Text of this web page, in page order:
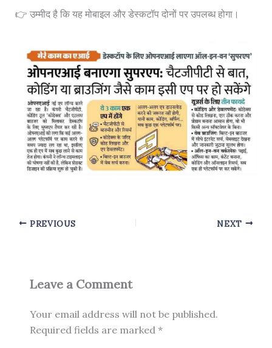
👉 उम्मीद है कि यह मोबाइल और डेस्कटॉप दोनों पर उपलब्ध होगा।
PREVIOUS NEXT
Leave a Comment
Your email address will not be published.
Required fields are marked *